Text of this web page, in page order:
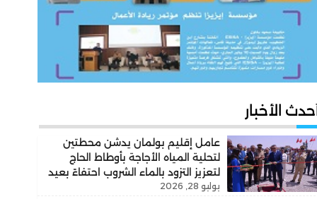
الأخبار
عامل إقليم بولمان يدشن محطتين
لتحلية المياه الأجاجة بأوطاط الحاج
لتعزيز التزود بالماء الشروب احتفاءً بعيد
العرش المجيد
يوليو 28, 2026